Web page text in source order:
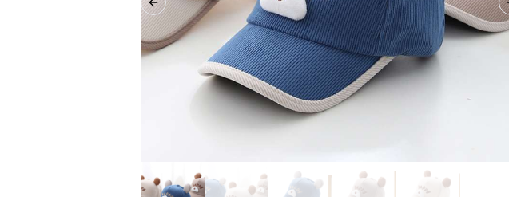
Previous slide